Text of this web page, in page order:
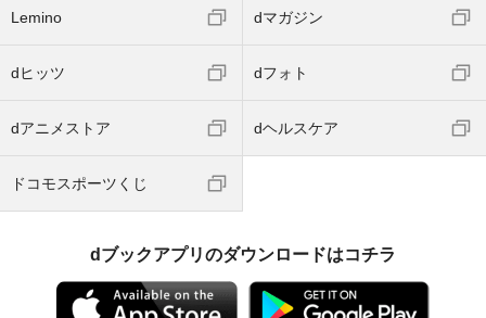
Lemino dマガジン
dヒッツ dフォト
dアニメストア dヘルスケア
ドコモスポーツくじ
dブックアプリのダウンロードはコチラ